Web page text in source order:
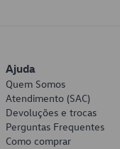
Ajuda
Quem Somos
Atendimento (SAC)
Devoluções e trocas
Perguntas Frequentes
Como comprar